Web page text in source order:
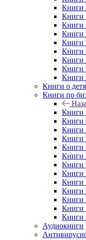
Книги
Книги
Книги
Книги
Книги
Книги
Книги
Книги
Книги
Книги о
Книги по
Книги
Книги
Книги
Книги
Книги
Книги
Книги
Книги
Книги
Книги
Книги
Книги
Книги
Аудиокниги